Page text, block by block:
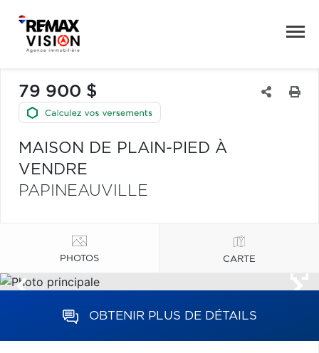
79 900 $
MAISON DE PLAIN-PIED À
VENDRE
PAPINEAUVILLE
PHOTOS CARTE
OBTENIR PLUS DE DÉTAILS